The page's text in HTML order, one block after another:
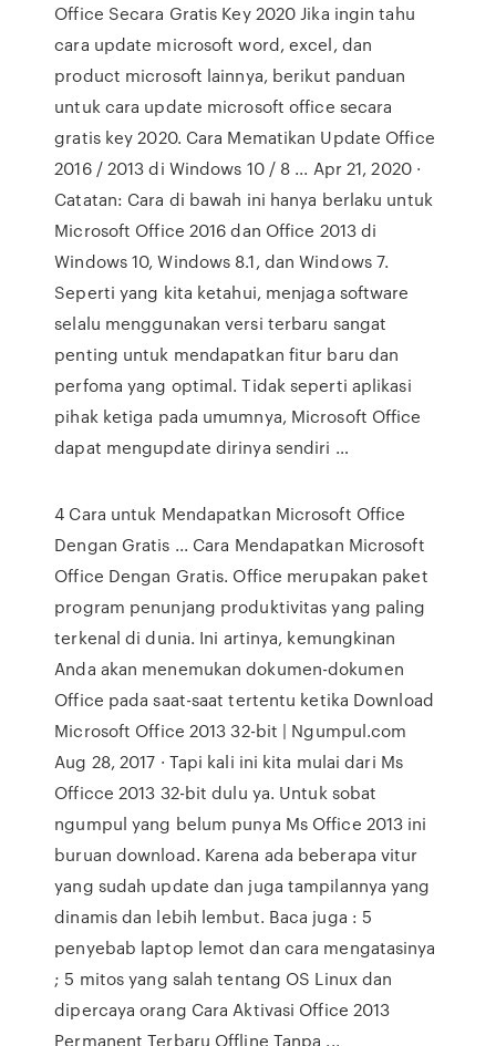
Office Secara Gratis Key 2020 Jika ingin tahu
cara update microsoft word, excel, dan
product microsoft lainnya, berikut panduan
untuk cara update microsoft office secara
gratis key 2020. Cara Mematikan Update Office
2016 / 2013 di Windows 10 / 8 ... Apr 21, 2020 ·
Catatan: Cara di bawah ini hanya berlaku untuk
Microsoft Office 2016 dan Office 2013 di
Windows 10, Windows 8.1, dan Windows 7.
Seperti yang kita ketahui, menjaga software
selalu menggunakan versi terbaru sangat
penting untuk mendapatkan fitur baru dan
perfoma yang optimal. Tidak seperti aplikasi
pihak ketiga pada umumnya, Microsoft Office
dapat mengupdate dirinya sendiri …
4 Cara untuk Mendapatkan Microsoft Office
Dengan Gratis ... Cara Mendapatkan Microsoft
Office Dengan Gratis. Office merupakan paket
program penunjang produktivitas yang paling
terkenal di dunia. Ini artinya, kemungkinan
Anda akan menemukan dokumen-dokumen
Office pada saat-saat tertentu ketika Download
Microsoft Office 2013 32-bit | Ngumpul.com
Aug 28, 2017 · Tapi kali ini kita mulai dari Ms
Officce 2013 32-bit dulu ya. Untuk sobat
ngumpul yang belum punya Ms Office 2013 ini
buruan download. Karena ada beberapa vitur
yang sudah update dan juga tampilannya yang
dinamis dan lebih lembut. Baca juga : 5
penyebab laptop lemot dan cara mengatasinya
; 5 mitos yang salah tentang OS Linux dan
dipercaya orang Cara Aktivasi Office 2013
Permanent Terbaru Offline Tanpa ...